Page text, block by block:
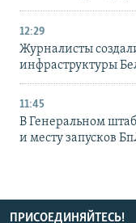
12:29
Журналисты
инфраструктуры
11:45
В Генеральном
и месту запусков
ПРИСОЕДИНЯЙТЕСЬ!